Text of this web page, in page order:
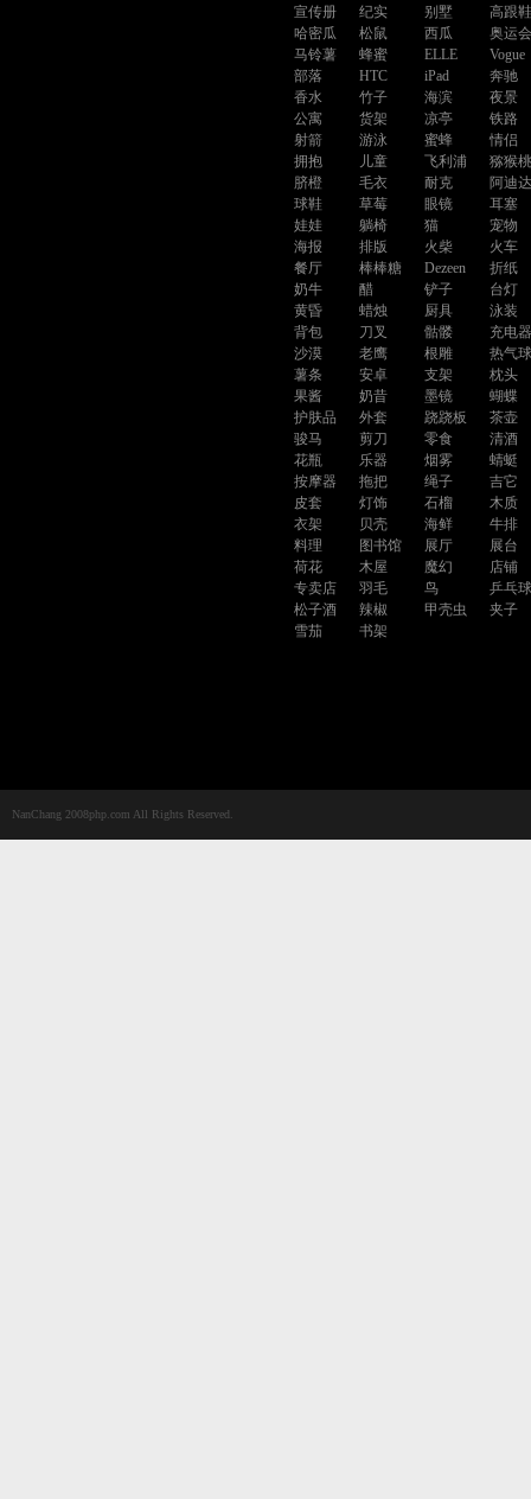
宣传册
纪实 别墅
高跟鞋
哈密瓜
松鼠 西瓜
奥运会
马铃薯
蜂蜜 ELLE
Vogue
部落
HTC iPad
奔驰
香水
竹子 海滨
夜景
公寓
货架 凉亭
铁路
射箭
游泳 蜜蜂
情侣
拥抱
儿童 飞利浦
猕猴桃
脐橙
毛衣 耐克
阿迪
球鞋
草莓 眼镜
耳塞
娃娃
躺椅 猫
宠物
海报
排版 火柴
火车
餐厅
棒棒糖 Dezeen
折纸
奶牛
醋 铲子
台灯
黄昏
蜡烛 厨具
泳装
背包
刀叉 骷髅
充电器
沙漠
老鹰 根雕
热气球
薯条
安卓 支架
枕头
果酱
奶昔 墨镜
蝴蝶
护肤品
外套 跷跷板
茶壶
骏马
剪刀 零食
清酒
花瓶
乐器 烟雾
蜻蜓
按摩器
拖把 绳子
吉它
皮套
灯饰 石榴
木质
衣架
贝壳 海鲜
牛排
料理
图书馆 展厅
展台
荷花
木屋 魔幻
店铺
专卖店
羽毛 鸟
乒乓球
松子酒
辣椒 甲壳虫
夹子
雪茄
书架
NanChang 2008php.com All Rights Reserved.